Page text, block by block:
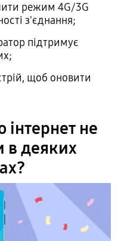
режим 4G/3G
з'єднання;
підтримує
щоб оновити
не
в деяких